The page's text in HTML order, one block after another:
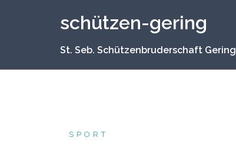
schützen-gering
St. Seb. Schützenbruderschaft Gering
SPORT